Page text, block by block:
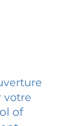
votre
of